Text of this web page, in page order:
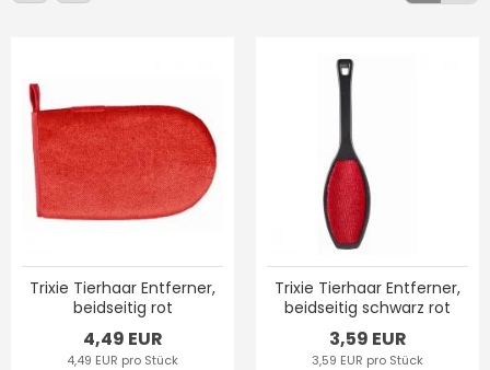
Trixie Tierhaar Entferner,
beidseitig rot
4,49 EUR
4,49 EUR pro Stück
Trixie Tierhaar Entferner,
beidseitig schwarz rot
3,59 EUR
3,59 EUR pro Stück